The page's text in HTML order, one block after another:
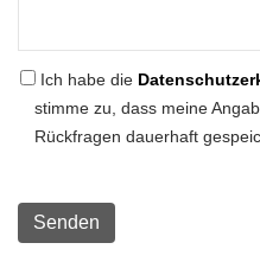
Ich habe die
stimme zu, dass meine
Rückfragen dauerhaft